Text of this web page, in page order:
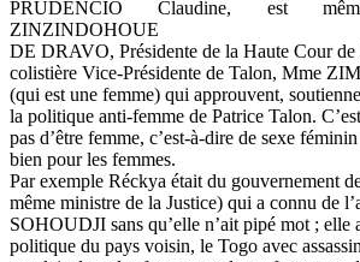
PRUDENCIO Claudine, est
ZINZINDOHOUE
DE DRAVO, Présidente de la Haute Cour de
colistière Vice-Présidente de Talon, Mme
(qui est une femme) qui approuvent,
la politique anti-femme de Patrice Talon.
pas d’être femme, c’est-à-dire de sexe
bien pour les femmes.
Par exemple Réckya était du gouvernement
même ministre de la Justice) qui a connu de
SOHOUDJI sans qu’elle n’ait pipé mot ; elle
politique du pays voisin, le Togo avec